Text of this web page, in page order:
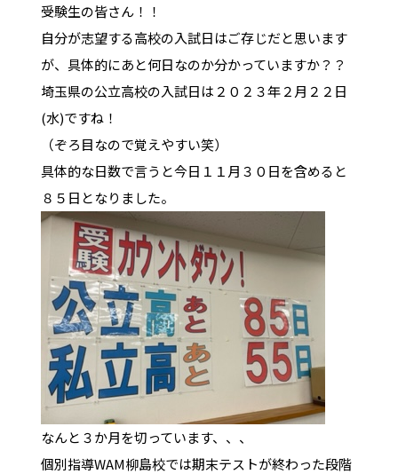
受験生の皆さん！！
自分が志望する高校の入試日はご存じだと思います
が、具体的にあと何日なのか分かっていますか？？
埼玉県の公立高校の入試日は２０２３年２月２２日
(水)ですね！
（ぞろ目なので覚えやすい笑）
具体的な日数で言うと今日１１月３０日を含めると
８５日となりました。
なんと３か月を切っています、、、
個別指導WAM柳島校では期末テストが終わった段階